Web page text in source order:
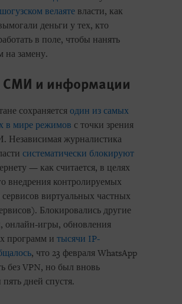
велаяте власти, как
деньги у тех, кто
в поле, чтобы нанять
на замену.
СМИ и информации
сохраняется один из самых
в мире режимов с точки зрения
Независимая журналистика
систематически блокируют
— как считается, в целях
внедрения контролируемых
сервисов виртуальных частных
Блокировались другие
онлайн-игры, обновления
программ и тысячи IP-
, что 23 февраля WhatsApp
без VPN, но был вновь
пять дней спустя.